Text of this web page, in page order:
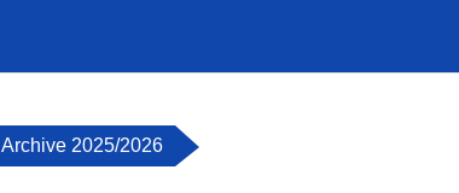
Archive 2025/2026